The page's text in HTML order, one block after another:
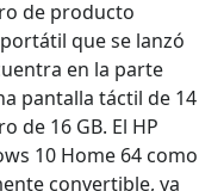
de producto
que se lanzó
en la parte
pantalla táctil de 14
de 16 GB. El HP
10 Home 64 como
convertible, ya